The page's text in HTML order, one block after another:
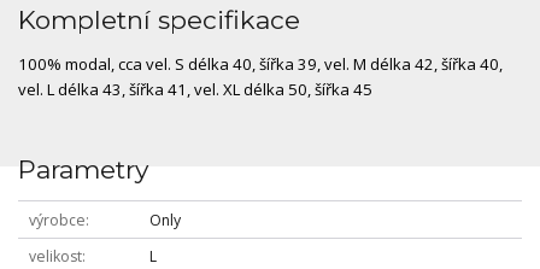
Kompletní specifikace
100% modal, cca vel. S délka 40, šířka 39, vel. M délka 42, šířka 40,
vel. L délka 43, šířka 41, vel. XL délka 50, šířka 45
Parametry
výrobce
Only
velikost
L